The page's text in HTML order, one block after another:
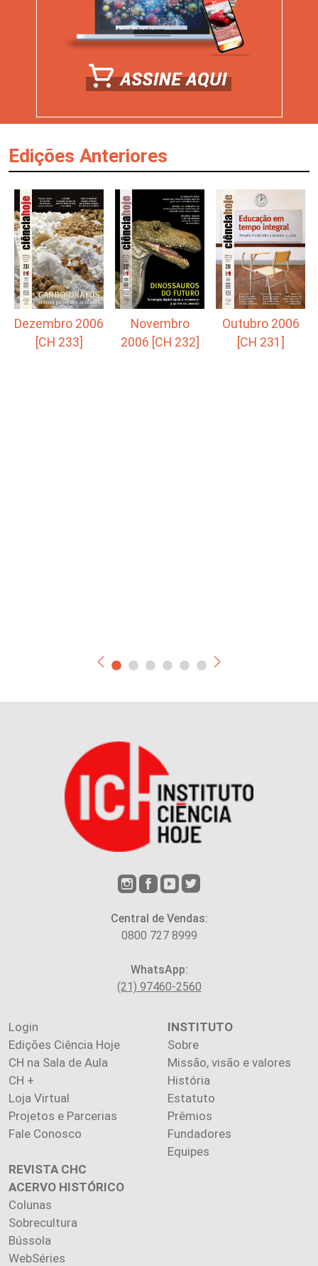
Edições Anteriores
Dezembro 2006
[CH 233]
Novembro
2006 [CH 232]
Outubro 2006
[CH 231]
Central de Vendas:
0800 727 8999
WhatsApp:
(21) 97460-2560
Login
Edições Ciência Hoje
CH na Sala de Aula
CH +
Loja Virtual
Projetos e Parcerias
Fale Conosco
INSTITUTO
Sobre
Missão, visão e valores
História
Estatuto
Prêmios
Fundadores
Equipes
REVISTA CHC
ACERVO HISTÓRICO
Colunas
Sobrecultura
Bússola
WebSéries